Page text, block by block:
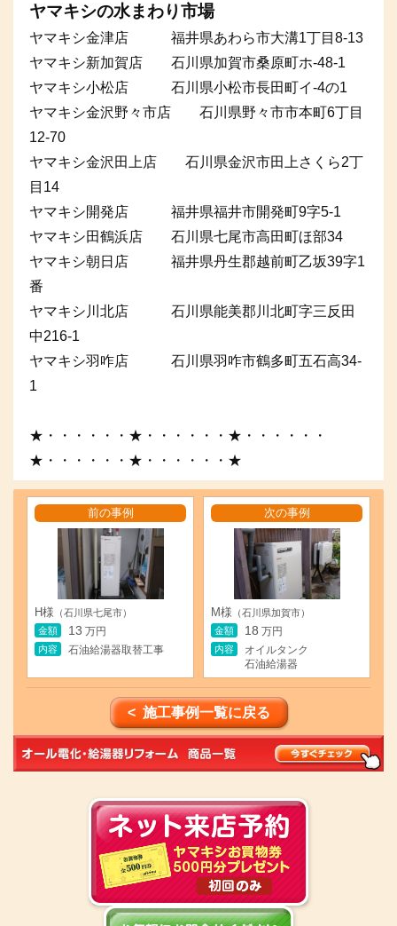
ヤマキシの水まわり市場
ヤマキシ金津店 福井県あわら市大溝1丁目8-13
ヤマキシ新加賀店 石川県加賀市桑原町ホ-48-1
ヤマキシ小松店 石川県小松市長田町イ-4の1
ヤマキシ金沢野々市店 石川県野々市市本町6丁目
12-70
ヤマキシ金沢田上店 石川県金沢市田上さくら2丁
目14
ヤマキシ開発店 福井県福井市開発町9字5-1
ヤマキシ田鶴浜店 石川県七尾市高田町ほ部34
ヤマキシ朝日店 福井県丹生郡越前町乙坂39字1
番
ヤマキシ川北店 石川県能美郡川北町字三反田
中216-1
ヤマキシ羽咋店 石川県羽咋市鶴多町五石高34-
1
★・・・・・・★・・・・・・★・・・・・・
★・・・・・・★・・・・・・★
前の事例
H様 （石川県七尾市）
金額
13 万円
内容
石油給湯器取替工事
次の事例
M様 （石川県加賀市）
金額
18 万円
内容
オイルタンク
石油給湯器
< 施工事例一覧に戻る